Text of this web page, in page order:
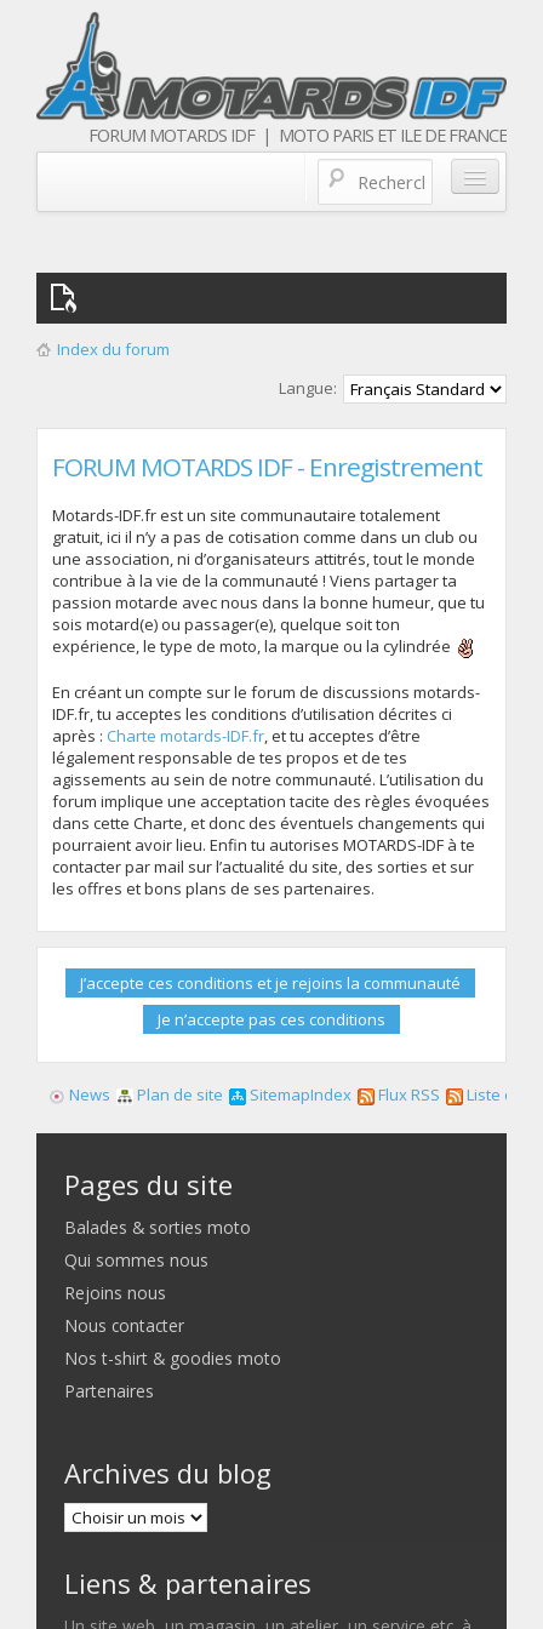
FORUM MOTARDS IDF | MOTO PARIS ET ILE DE FRANCE
Forum
Balades & sorties moto
Index du forum
Langue:
FORUM MOTARDS IDF - Enregistrement
Motards-IDF.fr est un site communautaire totalement
gratuit, ici il n’y a pas de cotisation comme dans un club ou
une association, ni d’organisateurs attitrés, tout le monde
contribue à la vie de la communauté ! Viens partager ta
passion motarde avec nous dans la bonne humeur, que tu
sois motard(e) ou passager(e), quelque soit ton
expérience, le type de moto, la marque ou la cylindrée
En créant un compte sur le forum de discussions motards-
IDF.fr, tu acceptes les conditions d’utilisation décrites ci
après : Charte motards-IDF.fr, et tu acceptes d’être
légalement responsable de tes propos et de tes
agissements au sein de notre communauté. L’utilisation du
forum implique une acceptation tacite des règles évoquées
dans cette Charte, et donc des éventuels changements qui
pourraient avoir lieu. Enfin tu autorises MOTARDS-IDF à te
contacter par mail sur l’actualité du site, des sorties et sur
les offres et bons plans de ses partenaires.
News Plan de site SitemapIndex Flux RSS Liste des
Pages du site
Balades & sorties moto
Qui sommes nous
Rejoins nous
Nous contacter
Nos t-shirt & goodies moto
Partenaires
Archives du blog
Liens & partenaires